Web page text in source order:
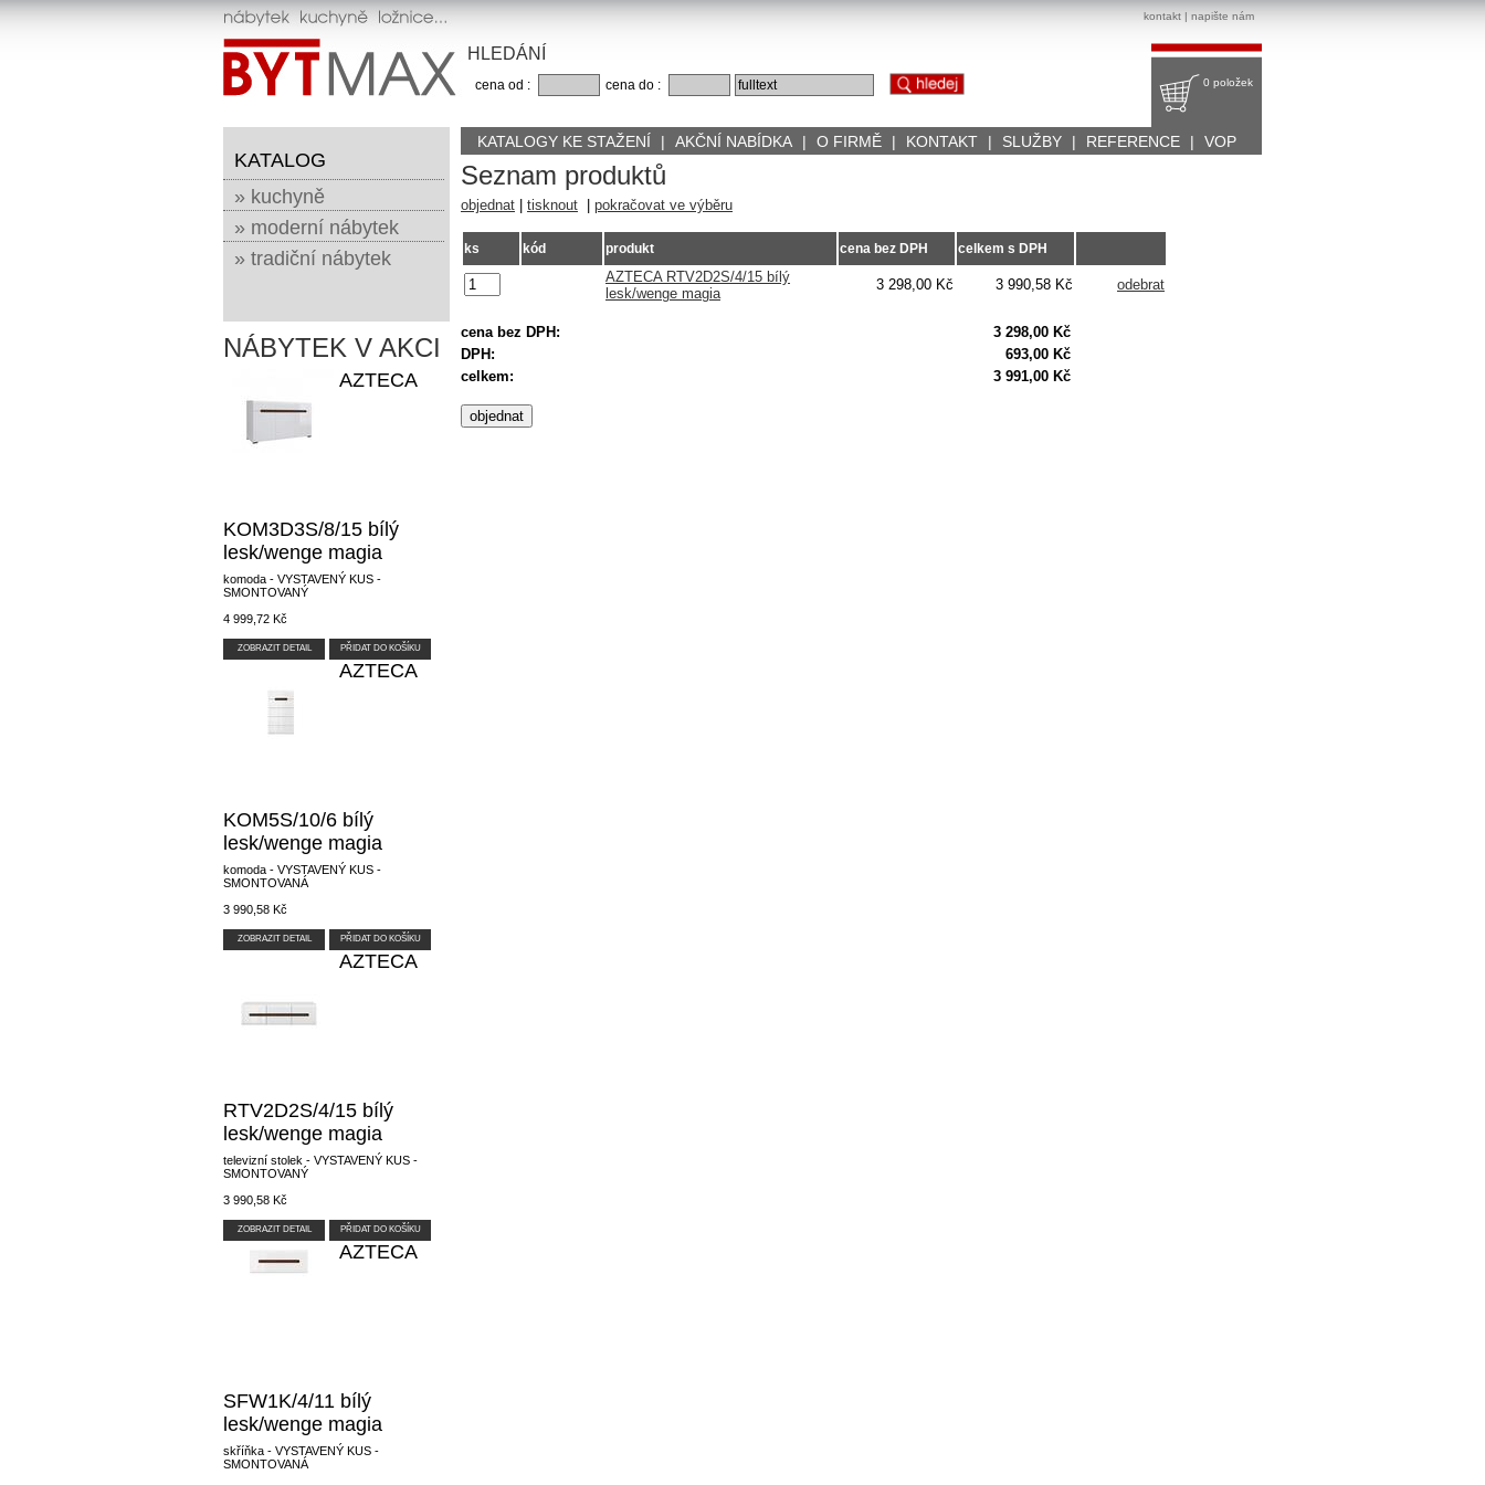
HLEDÁNÍ
cena od : cena do :
kontakt | napište nám
0 položek
KATALOG
» kuchyně
» moderní nábytek
» tradiční nábytek
NÁBYTEK V AKCI
AZTECA
KOM3D3S/8/15 bílý
lesk/wenge magia
komoda - VYSTAVENÝ KUS -
SMONTOVANÝ
4 999,72 Kč
ZOBRAZIT DETAIL PŘIDAT DO KOŠÍKU
AZTECA
KOM5S/10/6 bílý
lesk/wenge magia
komoda - VYSTAVENÝ KUS -
SMONTOVANÁ
3 990,58 Kč
ZOBRAZIT DETAIL PŘIDAT DO KOŠÍKU
AZTECA
RTV2D2S/4/15 bílý
lesk/wenge magia
televizní stolek - VYSTAVENÝ KUS -
SMONTOVANÝ
3 990,58 Kč
ZOBRAZIT DETAIL PŘIDAT DO KOŠÍKU
AZTECA
SFW1K/4/11 bílý
lesk/wenge magia
skříňka - VYSTAVENÝ KUS -
SMONTOVANÁ
KATALOGY KE STAŽENÍ | AKČNÍ NABÍDKA | O FIRMĚ | KONTAKT | SLUŽBY | REFERENCE | VOP
Seznam produktů
objednat tisknout pokračovat ve výběru
ks kód produkt cena bez DPH celkem s DPH
AZTECA RTV2D2S/4/15 bílý
lesk/wenge magia
3 298,00 Kč 3 990,58 Kč odebrat
cena bez DPH:
3 298,00 Kč
DPH:
693,00 Kč
celkem:
3 991,00 Kč